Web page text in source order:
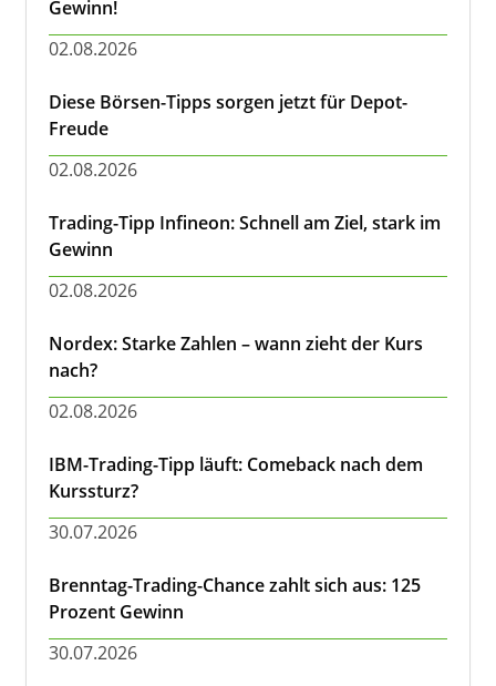
Gewinn!
02.08.2026
Diese Börsen-Tipps sorgen jetzt für Depot-
Freude
02.08.2026
Trading-Tipp Infineon: Schnell am Ziel, stark im
Gewinn
02.08.2026
Nordex: Starke Zahlen – wann zieht der Kurs
nach?
02.08.2026
IBM-Trading-Tipp läuft: Comeback nach dem
Kurssturz?
30.07.2026
Brenntag-Trading-Chance zahlt sich aus: 125
Prozent Gewinn
30.07.2026